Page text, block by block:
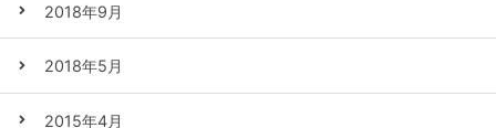
2018年9月
2018年5月
2015年4月